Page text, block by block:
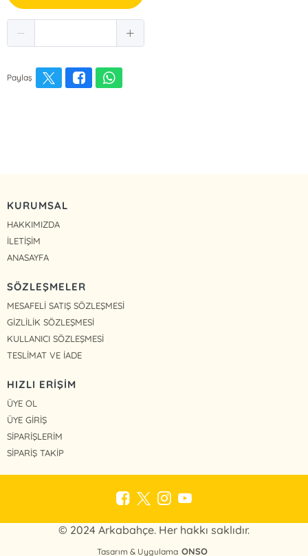
Paylaş
KURUMSAL
HAKKIMIZDA
İLETİŞİM
ANASAYFA
SÖZLEŞMELER
MESAFELİ SATIŞ SÖZLEŞMESİ
GİZLİLİK SÖZLEŞMESİ
KULLANICI SÖZLEŞMESİ
TESLİMAT VE İADE
HIZLI ERİŞİM
ÜYE OL
ÜYE GİRİŞ
SİPARİŞLERİM
SİPARİŞ TAKİP
© 2024 Arkabahçe. Her hakkı saklıdır.
Tasarım & Uygulama ONSO